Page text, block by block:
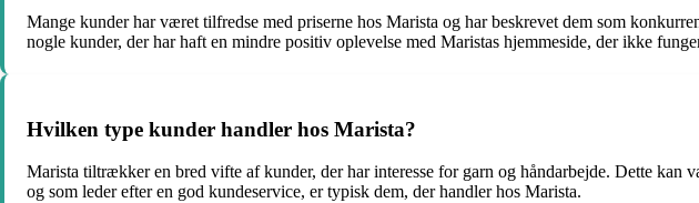
Mange kunder har været tilfredse med priserne hos Marista og har beskrevet dem som
nogle kunder, der har haft en mindre positiv oplevelse med Maristas hjemmeside, der ikke
Hvilken type kunder handler hos Marista?
Marista tiltrækker en bred vifte af kunder, der har interesse for garn og håndarbejde. Dette
og som leder efter en god kundeservice, er typisk dem, der handler hos Marista.